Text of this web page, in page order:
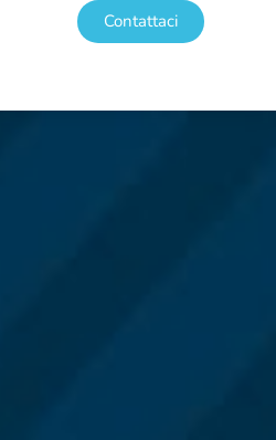
Contattaci